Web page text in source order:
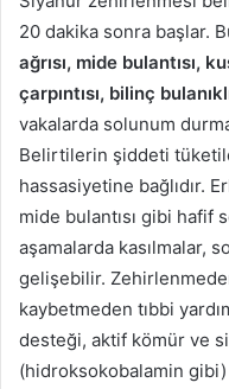
20 dakika sonra başlar.
ağrısı, mide bulantısı,
çarpıntısı, bilinç
vakalarda solunum
Belirtilerin şiddeti
hassasiyetine bağlıdır.
mide bulantısı gibi
aşamalarda kasılmalar,
gelişebilir.
kaybetmeden tıbbi
desteği, aktif kömür ve
(hidroksokobalamin gibi)